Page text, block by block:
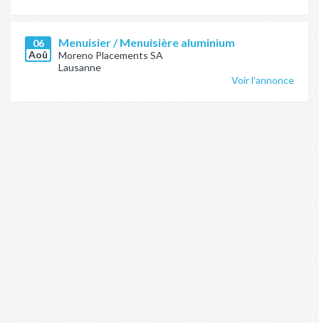
06
Aoû
Menuisier / Menuisière aluminium
Moreno Placements SA
Lausanne
Voir l'annonce